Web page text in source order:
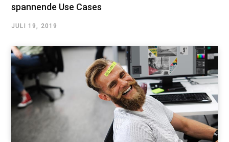
spannende Use Cases
JULI 19, 2019